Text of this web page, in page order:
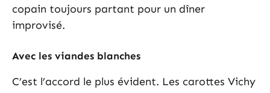
copain toujours partant pour un dîner
improvisé.
Avec les viandes blanches
C’est l’accord le plus évident. Les carottes Vichy